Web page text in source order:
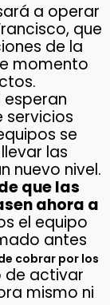
a operar
que
de la
momento
esperan
servicios
se
las
nuevo nivel.
que las
ahora a
el equipo
antes
cobrar por los
de activar
mismo ni